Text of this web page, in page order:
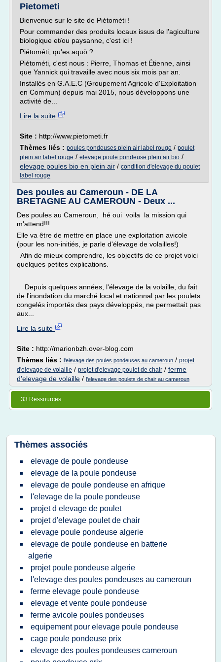
Pietometi
Bienvenue sur le site de Piétométi !
Pour commander des produits locaux issus de l'agiculture
biologique et/ou paysanne, c'est ici !
Piétométi, qu'es aquò ?
Piétométi, c'est nous : Pierre, Thomas et Étienne, ainsi
que Yannick qui travaille avec nous six mois par an.
Installés en G.A.E.C (Groupement Agricole d'Exploitation
en Commun) depuis mai 2015, nous développons une
activité de...
Lire la suite
Site : http://www.pietometi.fr
Thèmes liés : poules pondeuses plein air label rouge / poulet
plein air label rouge / elevage poule pondeuse plein air bio /
elevage poules bio en plein air / condition d'elevage du poulet
label rouge
Des poules au Cameroun - DE LA
BRETAGNE AU CAMEROUN - Deux ...
Des poules au Cameroun, hé oui voila la mission qui
m'attend!!!
Elle va être de mettre en place une exploitation avicole
(pour les non-initiés, je parle d'élevage de volailles!)
Afin de mieux comprendre, les objectifs de ce projet voici
quelques petites explications.
Depuis quelques années, l'élevage de la volaille, du fait
de l'inondation du marché local et nationnal par les poulets
congelés importés des pays développés, ne permettait pas
aux...
Lire la suite
Site : http://marionbzh.over-blog.com
Thèmes liés : l'elevage des poules pondeuses au cameroun / projet
d'elevage de volaille / projet d'elevage poulet de chair / ferme
d'elevage de volaille / l'elevage des poulets de chair au cameroun
33 Ressources
Thèmes associés
elevage de poule pondeuse
elevage de la poule pondeuse
elevage de poule pondeuse en afrique
l'elevage de la poule pondeuse
projet d elevage de poulet
projet d'elevage poulet de chair
elevage poule pondeuse algerie
elevage de poule pondeuse en batterie
algerie
projet poule pondeuse algerie
l'elevage des poules pondeuses au cameroun
ferme elevage poule pondeuse
elevage et vente poule pondeuse
ferme avicole poules pondeuses
equipement pour elevage poule pondeuse
cage poule pondeuse prix
elevage des poules pondeuses cameroun